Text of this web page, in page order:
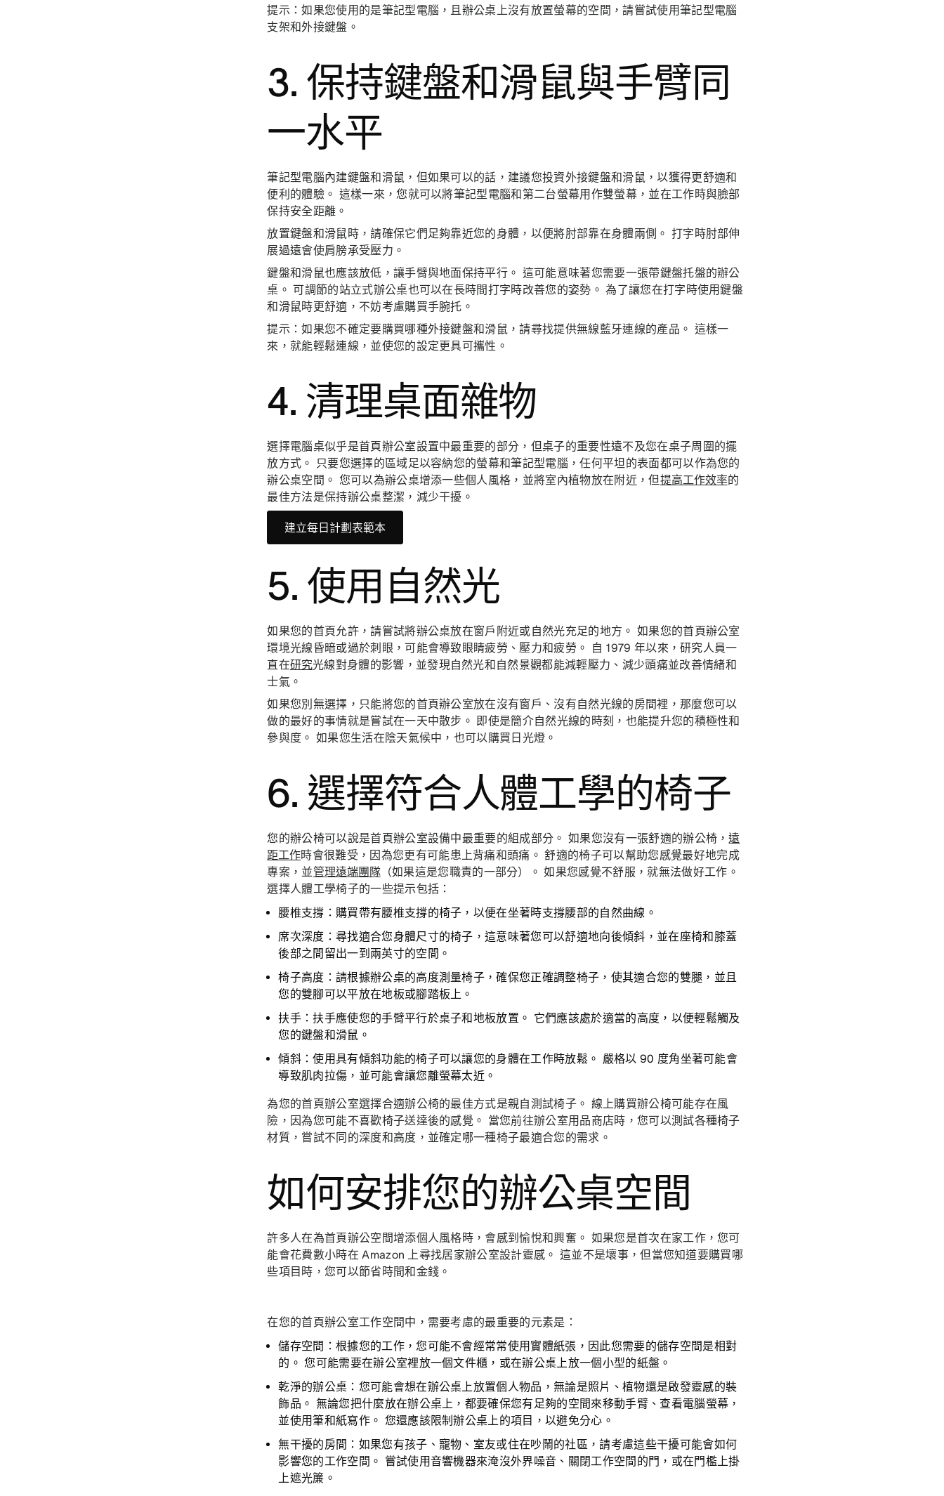
提示：如果您使用的是筆記型電腦，且辦公桌上沒有放置螢幕的空間，請嘗試使用筆記型電腦
支架和外接鍵盤。
3. 保持鍵盤和滑鼠與手臂同
一水平
筆記型電腦內建鍵盤和滑鼠，但如果可以的話，建議您投資外接鍵盤和滑鼠，以獲得更舒適和
便利的體驗。 這樣一來，您就可以將筆記型電腦和第二台螢幕用作雙螢幕，並在工作時與臉部
保持安全距離。
放置鍵盤和滑鼠時，請確保它們足夠靠近您的身體，以便將肘部靠在身體兩側。 打字時肘部伸
展過遠會使肩膀承受壓力。
鍵盤和滑鼠也應該放低，讓手臂與地面保持平行。 這可能意味著您需要一張帶鍵盤托盤的辦公
桌。 可調節的站立式辦公桌也可以在長時間打字時改善您的姿勢。 為了讓您在打字時使用鍵盤
和滑鼠時更舒適，不妨考慮購買手腕托。
提示：如果您不確定要購買哪種外接鍵盤和滑鼠，請尋找提供無線藍牙連線的產品。 這樣一
來，就能輕鬆連線，並使您的設定更具可攜性。
4. 清理桌面雜物
選擇電腦桌似乎是首頁辦公室設置中最重要的部分，但桌子的重要性遠不及您在桌子周圍的擺
放方式。 只要您選擇的區域足以容納您的螢幕和筆記型電腦，任何平坦的表面都可以作為您的
辦公桌空間。 您可以為辦公桌增添一些個人風格，並將室內植物放在附近，但提高工作效率的
最佳方法是保持辦公桌整潔，減少干擾。
建立每日計劃表範本
5. 使用自然光
如果您的首頁允許，請嘗試將辦公桌放在窗戶附近或自然光充足的地方。 如果您的首頁辦公室
環境光線昏暗或過於刺眼，可能會導致眼睛疲勞、壓力和疲勞。 自 1979 年以來，研究人員一
直在研究光線對身體的影響，並發現自然光和自然景觀都能減輕壓力、減少頭痛並改善情緒和
士氣。
如果您別無選擇，只能將您的首頁辦公室放在沒有窗戶、沒有自然光線的房間裡，那麼您可以
做的最好的事情就是嘗試在一天中散步。 即使是簡介自然光線的時刻，也能提升您的積極性和
參與度。 如果您生活在陰天氣候中，也可以購買日光燈。
6. 選擇符合人體工學的椅子
您的辦公椅可以說是首頁辦公室設備中最重要的組成部分。 如果您沒有一張舒適的辦公椅，遠
距工作時會很難受，因為您更有可能患上背痛和頭痛。 舒適的椅子可以幫助您感覺最好地完成
專案，並管理遠端團隊（如果這是您職責的一部分）。 如果您感覺不舒服，就無法做好工作。
選擇人體工學椅子的一些提示包括：
腰椎支撐： 購買帶有腰椎支撐的椅子，以便在坐著時支撐腰部的自然曲線。
席次深度： 尋找適合您身體尺寸的椅子，這意味著您可以舒適地向後傾斜，並在座椅和膝蓋
後部之間留出一到兩英寸的空間。
椅子高度： 請根據辦公桌的高度測量椅子，確保您正確調整椅子，使其適合您的雙腿，並且
您的雙腳可以平放在地板或腳踏板上。
扶手：扶手應使您的手臂平行於桌子和地板放置。 它們應該處於適當的高度，以便輕鬆觸及
您的鍵盤和滑鼠。
傾斜：使用具有傾斜功能的椅子可以讓您的身體在工作時放鬆。 嚴格以 90 度角坐著可能會
導致肌肉拉傷，並可能會讓您離螢幕太近。
為您的首頁辦公室選擇合適辦公椅的最佳方式是親自測試椅子。 線上購買辦公椅可能存在風
險，因為您可能不喜歡椅子送達後的感覺。 當您前往辦公室用品商店時，您可以測試各種椅子
材質，嘗試不同的深度和高度，並確定哪一種椅子最適合您的需求。
如何安排您的辦公桌空間
許多人在為首頁辦公空間增添個人風格時，會感到愉悅和興奮。 如果您是首次在家工作，您可
能會花費數小時在 Amazon 上尋找居家辦公室設計靈感。 這並不是壞事，但當您知道要購買哪
些項目時，您可以節省時間和金錢。
在您的首頁辦公室工作空間中，需要考慮的最重要的元素是：
儲存空間： 根據您的工作，您可能不會經常常使用實體紙張，因此您需要的儲存空間是相對
的。 您可能需要在辦公室裡放一個文件櫃，或在辦公桌上放一個小型的紙盤。
乾淨的辦公桌： 您可能會想在辦公桌上放置個人物品，無論是照片、植物還是啟發靈感的裝
飾品。 無論您把什麼放在辦公桌上，都要確保您有足夠的空間來移動手臂、查看電腦螢幕，
並使用筆和紙寫作。 您還應該限制辦公桌上的項目，以避免分心。
無干擾的房間： 如果您有孩子、寵物、室友或住在吵鬧的社區，請考慮這些干擾可能會如何
影響您的工作空間。 嘗試使用音響機器來淹沒外界噪音、關閉工作空間的門，或在門檻上掛
上遮光簾。